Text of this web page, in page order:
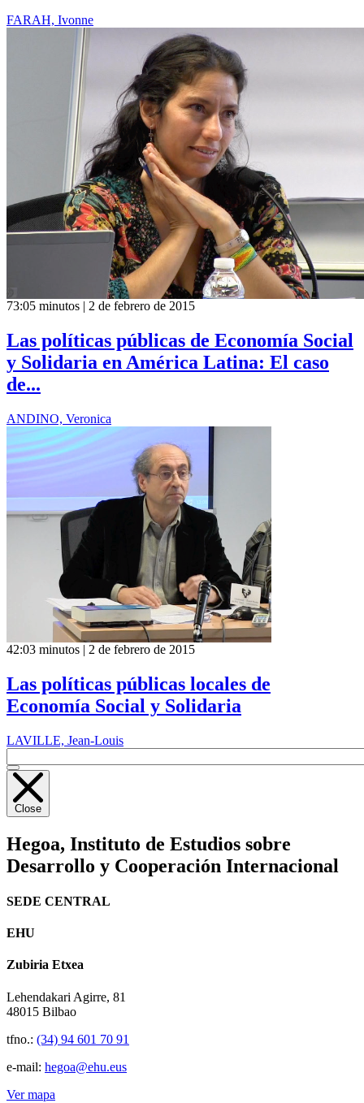
FARAH, Ivonne
73:05 minutos | 2 de febrero de 2015
Las políticas públicas de Economía Social
y Solidaria en América Latina: El caso
de...
ANDINO, Veronica
42:03 minutos | 2 de febrero de 2015
Las políticas públicas locales de
Economía Social y Solidaria
LAVILLE, Jean-Louis
Close
Hegoa, Instituto de Estudios sobre
Desarrollo y Cooperación Internacional
SEDE CENTRAL
EHU
Zubiria Etxea
Lehendakari Agirre, 81
48015 Bilbao
tfno.: (34) 94 601 70 91
e-mail: hegoa@ehu.eus
Ver mapa